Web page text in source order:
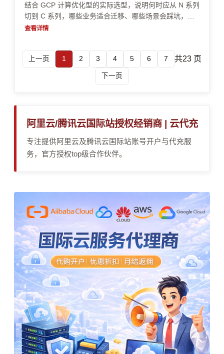
结合 GCP 计算优化型的实际选型，说明何时应从 N 系列
切到 C 系列，哪些业务适合迁移、哪些场景会踩坑，并
补充账号开通、实名认证、企业认证、支付审核和资源限
查看详情
上一页 1 2 3 4 5 6 7 共23 页
下一页
阿里云/腾讯云国际站授权经销商 | 云代充
专注提供阿里云及腾讯云国际站账号开户与代充服
务，官方授权top级合作伙伴。